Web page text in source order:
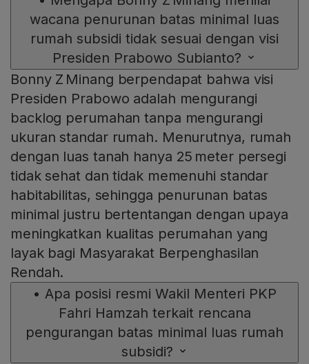
wacana penurunan batas minimal luas
rumah subsidi tidak sesuai dengan visi
Presiden Prabowo Subianto?
Bonny Z Minang berpendapat bahwa visi
Presiden Prabowo adalah mengurangi
backlog perumahan tanpa mengurangi
ukuran standar rumah. Menurutnya, rumah
dengan luas tanah hanya 25 meter persegi
tidak sehat dan tidak memenuhi standar
habitabilitas, sehingga penurunan batas
minimal justru bertentangan dengan upaya
meningkatkan kualitas perumahan yang
layak bagi Masyarakat Berpenghasilan
Rendah.
• Apa posisi resmi Wakil Menteri PKP
Fahri Hamzah terkait rencana
pengurangan batas minimal luas rumah
subsidi?